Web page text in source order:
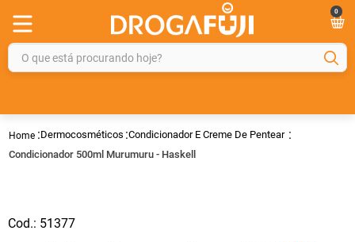
0
O que está procurando hoje?
Dermocosméticos Condicionador E Creme De Pentear
Condicionador 500ml Murumuru - Haskell
Cod.: 51377
2º
gelmax
5º
protetor solar